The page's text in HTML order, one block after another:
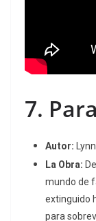
7.
Autor:
La Obra:
mundo de
extinguido
para